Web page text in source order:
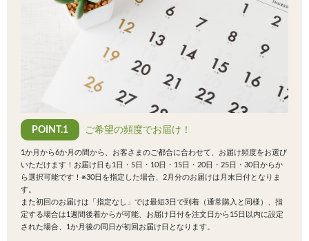
POINT.1 ご希望の頻度でお届け！
1か月から6か月の間から、お客さまのご都合に合わせて、お届け頻度をお選び
いただけます！お届け日も1日・5日・10日・15日・20日・25日・30日からか
ら選択可能です！※30日を指定した場合、2月分のお届けは月末日付となりま
す。
また初回のお届けは「指定なし」では最短3日で到着（通常購入と同様）、指
定する場合は1週間後着からが可能、お届け日付を注文日から15日以内に設定
された場合、1か月後の同日が初回お届け日となります。